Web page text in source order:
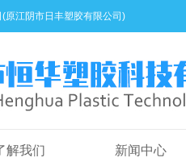
原江阴市日丰塑胶有限公司)
解我们 新闻中心